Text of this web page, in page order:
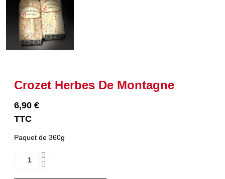
Crozet Herbes De Montagne
6,90 €
TTC
Paquet de 360g